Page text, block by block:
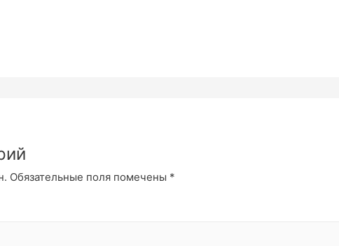
Обязательные поля помечены *